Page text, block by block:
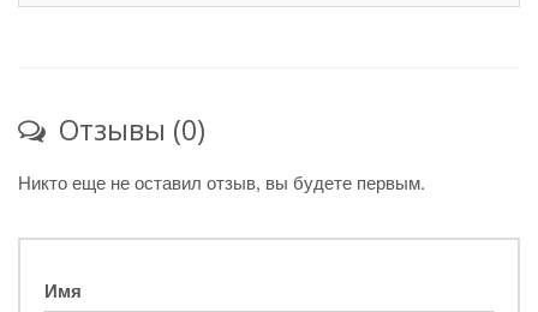
Отзывы (0)
Никто еще не оставил отзыв, вы будете первым.
Имя